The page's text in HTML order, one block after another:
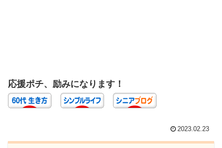
応援ポチ、励みになります！
2023.02.23